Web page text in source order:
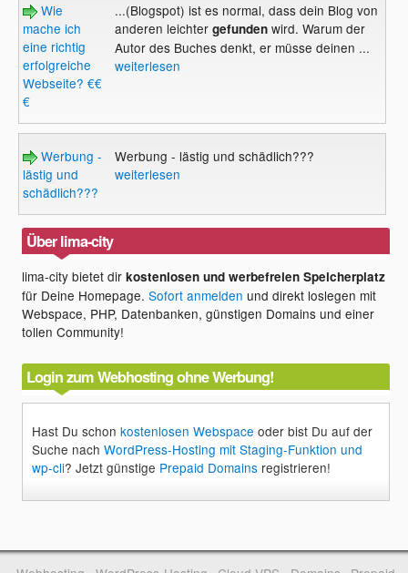
Wie
mache ich
eine richtig
erfolgreiche
Webseite? €€
€
...(Blogspot) ist es normal, dass dein Blog von
anderen leichtergefundenwird. Warum der
Autor des Buches denkt, er müsse deinen ...
weiterlesen
Werbung -
lästig und
schädlich???
Werbung - lästig und schädlich???
weiterlesen
Über lima-city
lima-city bietet dirkostenlosen und werbefreien Speicherplatz
für Deine Homepage.Sofort anmelden und direkt loslegen mit
Webspace, PHP, Datenbanken, günstigen Domains und einer
tollen Community!
Login zum Webhosting ohne Werbung!
Hast Du schonkostenlosen Webspace oder bist Du auf der
Suche nachWordPress-Hosting mit Staging-Funktion und
wp-cli? Jetzt günstige Prepaid Domains registrieren!